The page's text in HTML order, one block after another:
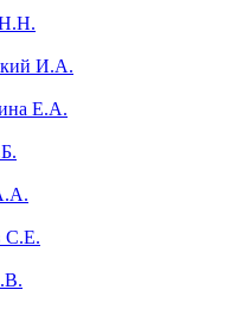
И.А.
Е.А.
С.Е.